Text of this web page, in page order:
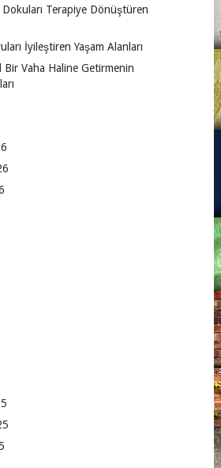
Dokuları Terapiye Dönüştüren
İyileştiren Yaşam Alanları
Bir Vaha Haline Getirmenin